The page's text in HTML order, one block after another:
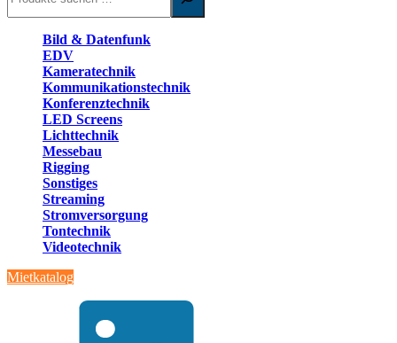
Bild & Datenfunk
EDV
Kameratechnik
Kommunikationstechnik
Konferenztechnik
LED Screens
Lichttechnik
Messebau
Rigging
Sonstiges
Streaming
Stromversorgung
Tontechnik
Videotechnik
Mietkatalog